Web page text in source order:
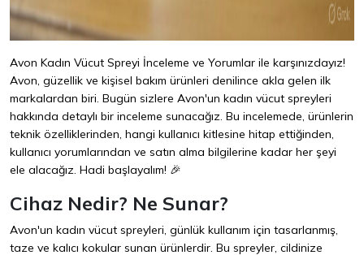
Avon Kadın Vücut Spreyi İnceleme ve Yorumlar ile karşınızdayız!
Avon, güzellik ve kişisel bakım ürünleri denilince akla gelen ilk
markalardan biri. Bugün sizlere Avon'un kadın vücut spreyleri
hakkında detaylı bir inceleme sunacağız. Bu incelemede, ürünlerin
teknik özelliklerinden, hangi kullanıcı kitlesine hitap ettiğinden,
kullanıcı yorumlarından ve satın alma bilgilerine kadar her şeyi
ele alacağız. Hadi başlayalım! 🎉
Cihaz Nedir? Ne Sunar?
Avon'un kadın vücut spreyleri, günlük kullanım için tasarlanmış,
taze ve kalıcı kokular sunan ürünlerdir. Bu spreyler, cildinize